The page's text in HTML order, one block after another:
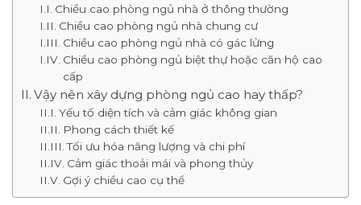
Chiều cao phòng ngủ nhà ở thông thường
Chiều cao phòng ngủ nhà chung cư
Chiều cao phòng ngủ nhà có gác lửng
Chiều cao phòng ngủ biệt thự hoặc căn hộ cao
cấp
Vậy nên xây dựng phòng ngủ cao hay thấp?
Yếu tố diện tích và cảm giác không gian
Phong cách thiết kế
Tối ưu hóa năng lượng và chi phí
Cảm giác thoải mái và phong thủy
Gợi ý chiều cao cụ thể